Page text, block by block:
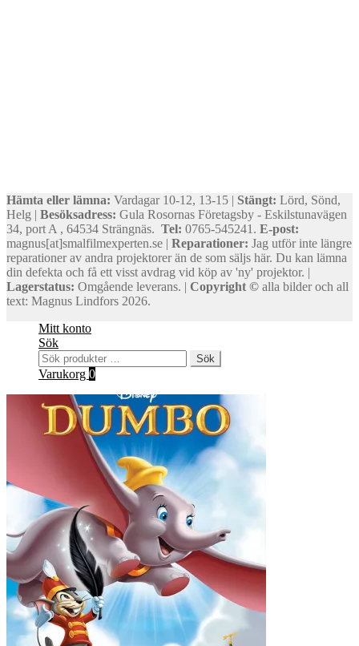
Hämta eller lämna: Vardagar 10-12, 13-15 | Stängt: Lörd, Sönd,
Helg | Besöksadress: Gula Rosornas Företagsby - Eskilstunavägen
34, port A , 64534 Strängnäs. Tel: 0765-545241. E-post:
magnus[at]smalfilmexperten.se | Reparationer: Jag utför inte längre
reparationer av andra projektorer än de som säljs här. Du kan lämna
din defekta och få ett visst avdrag vid köp av 'ny' projektor. |
Lagerstatus: Omgående leverans. | Copyright © alla bilder och all
text: Magnus Lindfors 2026.
Mitt konto
Sök
Sök
efter:
Sök
Varukorg 0